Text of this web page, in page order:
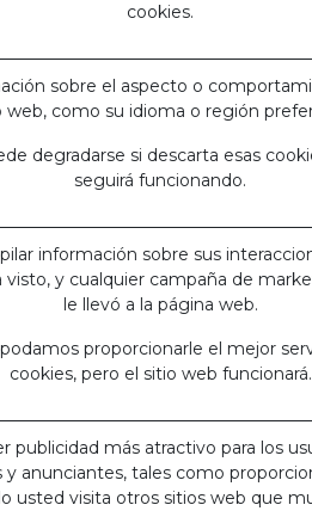
cookies.
sobre el aspecto o
web, como su idioma o región
degradarse si descarta esas
seguirá funcionando.
información sobre sus
visto, y cualquier campaña de
le llevó a la página web.
proporcionarle el mejor
cookies, pero el sitio web funcionará.
publicidad más atractivo para los
y anunciantes, tales como
usted visita otros sitios web que